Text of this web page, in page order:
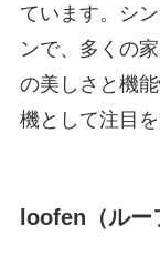
ています。シ
ンで、多くの
の美しさと機
機として注目を
loofen（ルー